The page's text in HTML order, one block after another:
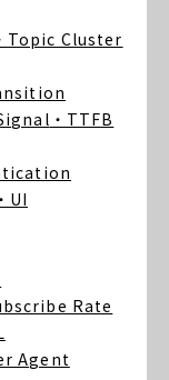
Topic Cluster
・TTFB
・UI
Rate
Agent